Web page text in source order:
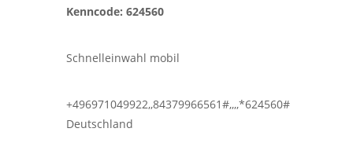
Kenncode: 624560
Schnelleinwahl mobil
+496971049922,,84379966561#,,,,*624560#
Deutschland